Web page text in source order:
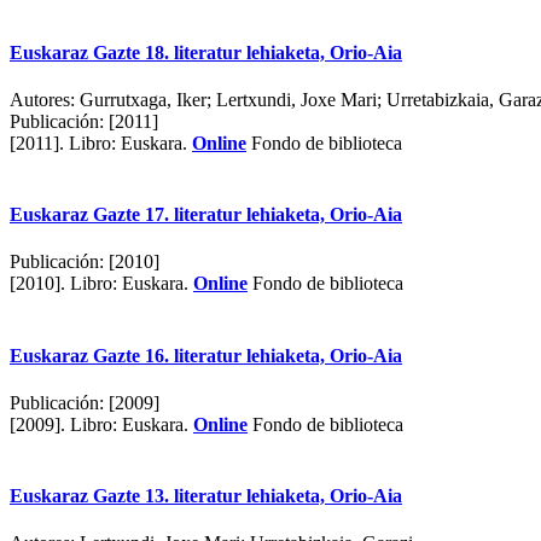
Euskaraz Gazte 18. literatur lehiaketa, Orio-Aia
Autores: Gurrutxaga, Iker; Lertxundi, Joxe Mari; Urretabizkaia,
Publicación: [2011]
[2011]. Libro: Euskara. Online Fondo de biblioteca
Euskaraz Gazte 17. literatur lehiaketa, Orio-Aia
Publicación: [2010]
[2010]. Libro: Euskara. Online Fondo de biblioteca
Euskaraz Gazte 16. literatur lehiaketa, Orio-Aia
Publicación: [2009]
[2009]. Libro: Euskara. Online Fondo de biblioteca
Euskaraz Gazte 13. literatur lehiaketa, Orio-Aia